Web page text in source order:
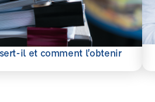
il et comment l’obtenir